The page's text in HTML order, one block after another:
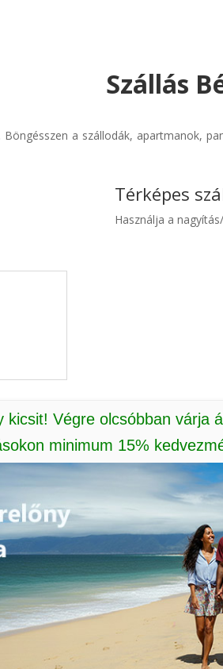
Szállás
Böngésszen a szállodák, apartmanok,
Térképes
Használja a
kicsit! Végre olcsóbban várja
minimum 15%